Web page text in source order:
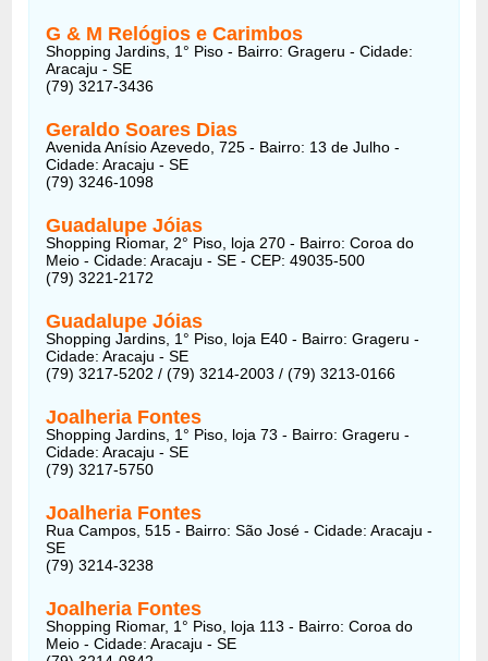
G & M Relógios e Carimbos
Shopping Jardins, 1° Piso - Bairro: Grageru - Cidade:
Aracaju - SE
(79) 3217-3436
Geraldo Soares Dias
Avenida Anísio Azevedo, 725 - Bairro: 13 de Julho -
Cidade: Aracaju - SE
(79) 3246-1098
Guadalupe Jóias
Shopping Riomar, 2° Piso, loja 270 - Bairro: Coroa do
Meio - Cidade: Aracaju - SE - CEP: 49035-500
(79) 3221-2172
Guadalupe Jóias
Shopping Jardins, 1° Piso, loja E40 - Bairro: Grageru -
Cidade: Aracaju - SE
(79) 3217-5202 / (79) 3214-2003 / (79) 3213-0166
Joalheria Fontes
Shopping Jardins, 1° Piso, loja 73 - Bairro: Grageru -
Cidade: Aracaju - SE
(79) 3217-5750
Joalheria Fontes
Rua Campos, 515 - Bairro: São José - Cidade: Aracaju -
SE
(79) 3214-3238
Joalheria Fontes
Shopping Riomar, 1° Piso, loja 113 - Bairro: Coroa do
Meio - Cidade: Aracaju - SE